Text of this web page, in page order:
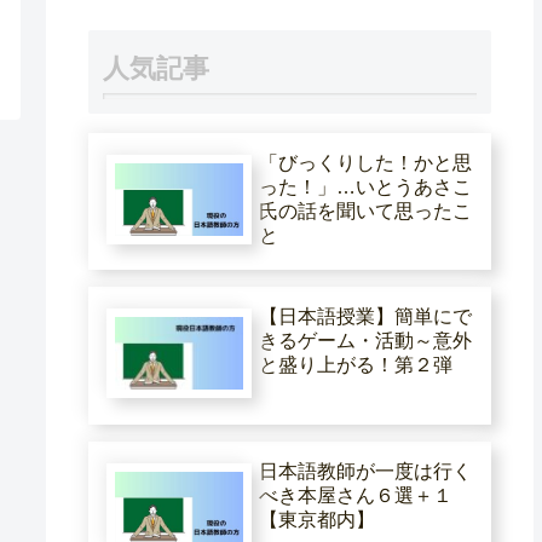
人気記事
「びっくりした！かと思
った！」…いとうあさこ
氏の話を聞いて思ったこ
と
【日本語授業】簡単にで
きるゲーム・活動～意外
と盛り上がる！第２弾
日本語教師が一度は行く
べき本屋さん６選＋１
【東京都内】